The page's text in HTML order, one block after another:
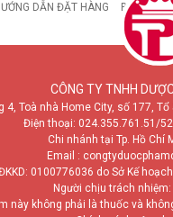
DẪN ĐẶT HÀNG BỆNH DẠ
CÔNG TY TNHH
Toà nhà Home City, số 177, Tổ
Điện thoại: 024.355.761.51/
Chi nhánh tại Tp. Hồ Chí
Email :
0100776036 do Sở Kế
Người chịu trách nhiệm:
này không phải là thuốc và